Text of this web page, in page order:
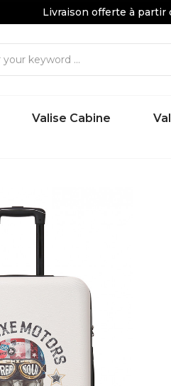
Livraison offerte à partir
Valise Cabine